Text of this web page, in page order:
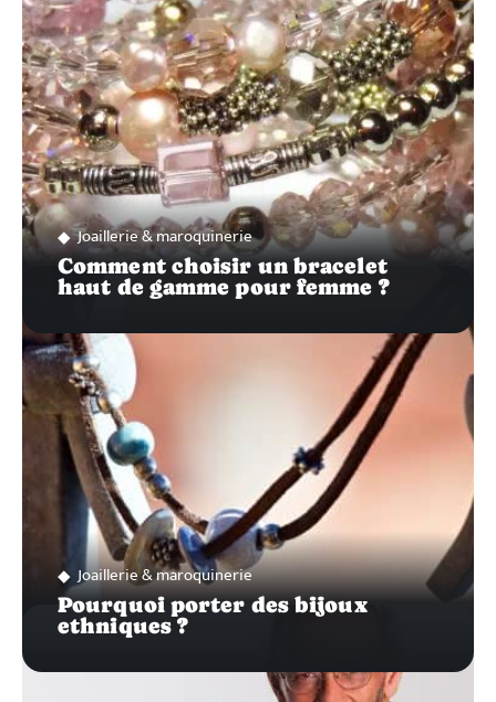
Joaillerie & maroquinerie
Comment choisir un bracelet
haut de gamme pour femme ?
Joaillerie & maroquinerie
Pourquoi porter des bijoux
ethniques ?